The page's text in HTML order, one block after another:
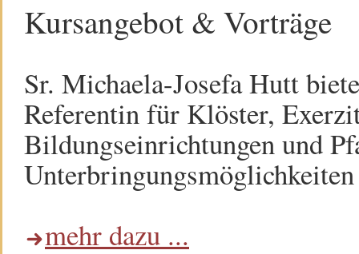
Kursangebot & Vorträge
Sr. Michaela-Josefa Hutt
Referentin für Klöster,
Bildungseinrichtungen und
mehr dazu ...